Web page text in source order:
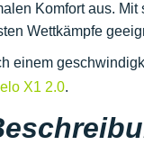
Komfort aus.
Wettkämpfe
einem
X1 2.0.